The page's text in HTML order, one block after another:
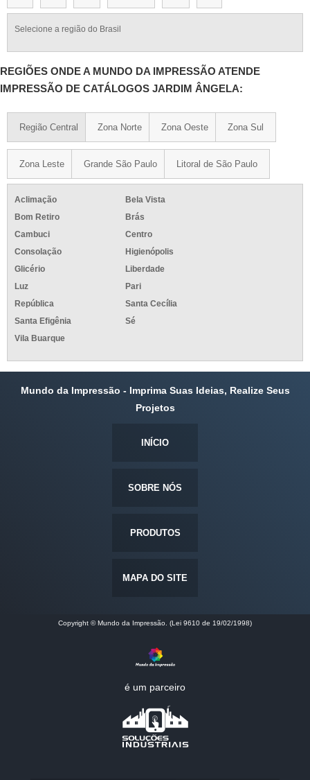
Selecione a região do Brasil
REGIÕES ONDE A MUNDO DA IMPRESSÃO ATENDE
IMPRESSÃO DE CATÁLOGOS JARDIM ÂNGELA:
Região Central Zona Norte Zona Oeste Zona Sul
Zona Leste Grande São Paulo Litoral de São Paulo
Aclimação
Bela Vista
Bom Retiro
Brás
Cambuci
Centro
Consolação
Higienópolis
Glicério
Liberdade
Luz
Pari
República
Santa Cecília
Santa Efigênia
Sé
Vila Buarque
Mundo da Impressão - Imprima Suas Ideias, Realize Seus
Projetos
INÍCIO
SOBRE NÓS
PRODUTOS
MAPA DO SITE
Copyright © Mundo da Impressão. (Lei 9610 de 19/02/1998)
é um parceiro